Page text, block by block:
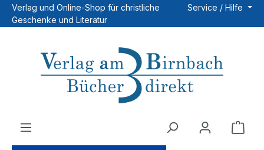
Zum Hauptinhalt springen
Verlag und Online-Shop für christliche
Geschenke und Literatur
Service / Hilfe